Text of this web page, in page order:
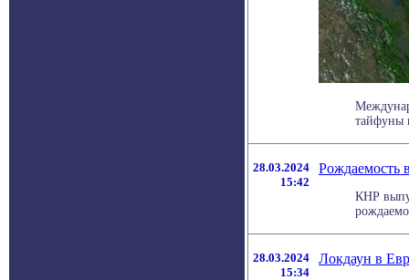
тайфуны
28.03.2024
15:42
Рождаемость
КНР
28.03.2024
15:34
Локдаун в